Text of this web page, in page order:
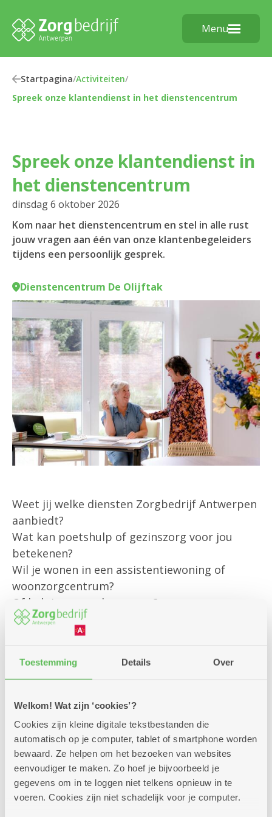
Toestemming Details Over
Welkom! Wat zijn ‘cookies’?
Cookies zijn kleine digitale tekstbestanden die
automatisch op je computer, tablet of smartphone worden
bewaard. Ze helpen om het bezoeken van websites
eenvoudiger te maken. Zo hoef je bijvoorbeeld je
gegevens om in te loggen niet telkens opnieuw in te
voeren. Cookies zijn niet schadelijk voor je computer.
Menu
Startpagina/Activiteiten/
Spreek onze klantendienst in het dienstencentrum
Spreek onze klantendienst in
het dienstencentrum
dinsdag 6 oktober 2026
Kom naar het dienstencentrum en stel in alle rust
jouw vragen aan één van onze klantenbegeleiders
tijdens een persoonlijk gesprek.
Dienstencentrum De Olijftak
Weet jij welke diensten Zorgbedrijf Antwerpen
aanbiedt?
Wat kan poetshulp of gezinszorg voor jou
betekenen?
Wil je wonen in een assistentiewoning of
woonzorgcentrum?
Of heb je een andere vraag?
Onze klantenbegeleider is er om jou
bestaande diensten
en om je te informeren over alle
mogelijkheden die we aanbieden.
Kom gerust langs – we helpen je graag verder!
Zitdagen klantendienst